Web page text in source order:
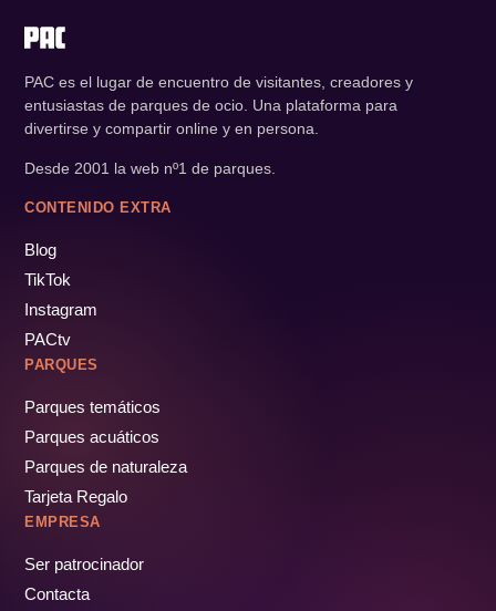
PAC es el lugar de encuentro de visitantes, creadores y
entusiastas de parques de ocio. Una plataforma para
divertirse y compartir online y en persona.
Desde 2001 la web nº1 de parques.
CONTENIDO EXTRA
Blog
TikTok
Instagram
PACtv
PARQUES
Parques temáticos
Parques acuáticos
Parques de naturaleza
Tarjeta Regalo
EMPRESA
Ser patrocinador
Contacta